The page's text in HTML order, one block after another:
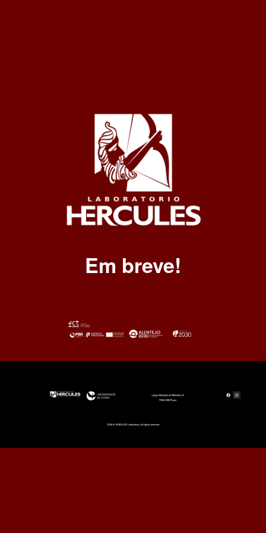
Em breve!